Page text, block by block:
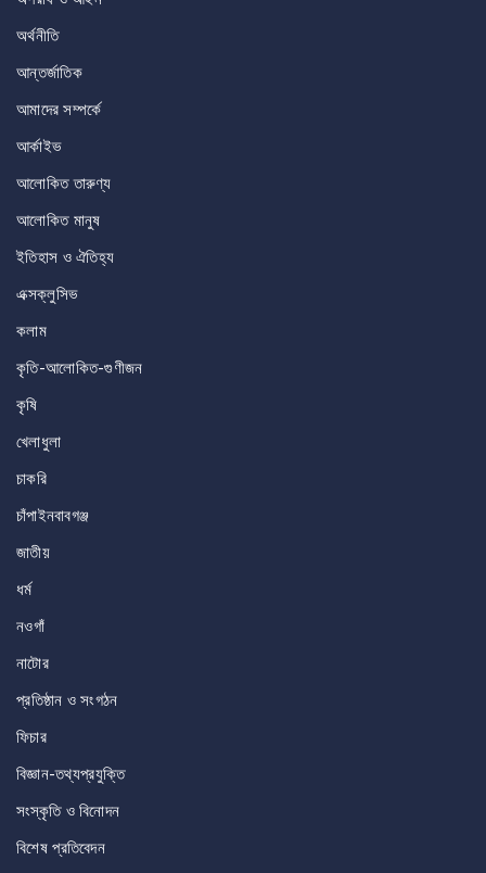
অর্থনীতি
আন্তর্জাতিক
আমাদের সম্পর্কে
আর্কাইভ
আলোকিত তারুণ্য
আলোকিত মানুষ
ইতিহাস ও ঐতিহ্য
এক্সক্লুসিভ
কলাম
কৃতি-আলোকিত-গুণীজন
কৃষি
খেলাধুলা
চাকরি
চাঁপাইনবাবগঞ্জ
জাতীয়
ধর্ম
নওগাঁ
নাটোর
প্রতিষ্ঠান ও সংগঠন
ফিচার
বিজ্ঞান-তথ্যপ্রযুক্তি
সংস্কৃতি ও বিনোদন
বিশেষ প্রতিবেদন